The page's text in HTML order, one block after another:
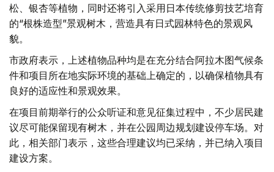
松、银杏等植物，同时还将引入采用日本传统修剪技艺培育
的“根株造型”景观树木，营造具有日式园林特色的景观风
貌。
市政府表示，上述植物品种均是在充分结合阿拉木图气候条
件和项目所在地实际环境的基础上确定的，以确保植物具有
良好的适应性和景观效果。
在项目前期举行的公众听证和意见征集过程中，不少居民建
议尽可能保留现有树木，并在公园周边规划建设停车场。对
此，相关部门表示，这些合理建议均已采纳，并已纳入项目
建设方案。